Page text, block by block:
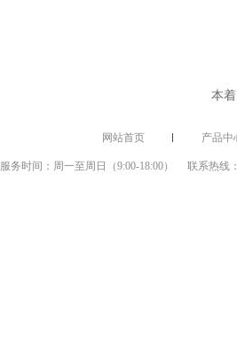
网站首页 产品中
本
服务时间：周一至周日（9:00-18:00） 联系热线